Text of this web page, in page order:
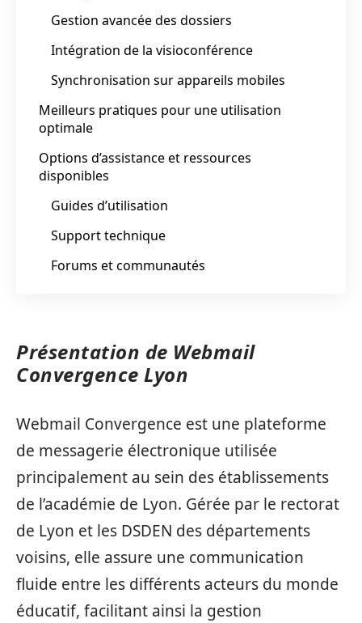
Gestion avancée des dossiers
Intégration de la visioconférence
Synchronisation sur appareils mobiles
Meilleurs pratiques pour une utilisation
optimale
Options d’assistance et ressources
disponibles
Guides d’utilisation
Support technique
Forums et communautés
Présentation de Webmail
Convergence Lyon
Webmail Convergence est une plateforme
de messagerie électronique utilisée
principalement au sein des établissements
de l’académie de Lyon. Gérée par le rectorat
de Lyon et les DSDEN des départements
voisins, elle assure une communication
fluide entre les différents acteurs du monde
éducatif, facilitant ainsi la gestion